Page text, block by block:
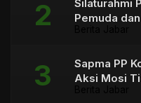
Silaturahmi
Pemuda
Sapma PP
Aksi Mosi